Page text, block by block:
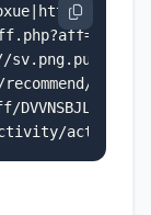
imgs/